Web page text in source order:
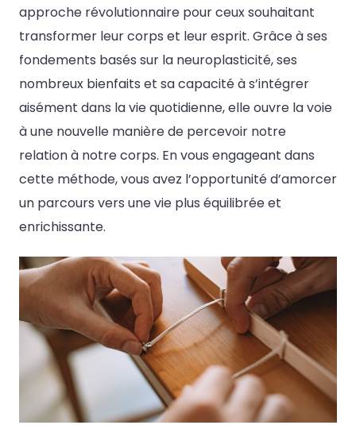
approche révolutionnaire pour ceux souhaitant
transformer leur corps et leur esprit. Grâce à ses
fondements basés sur la neuroplasticité, ses
nombreux bienfaits et sa capacité à s’intégrer
aisément dans la vie quotidienne, elle ouvre la voie
à une nouvelle manière de percevoir notre
relation à notre corps. En vous engageant dans
cette méthode, vous avez l’opportunité d’amorcer
un parcours vers une vie plus équilibrée et
enrichissante.